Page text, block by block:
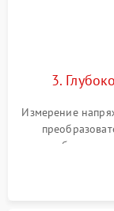
3.
Измерение
шумов и